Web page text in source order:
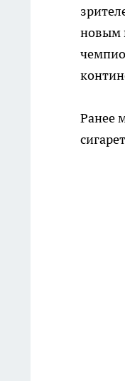
новым
Ранее